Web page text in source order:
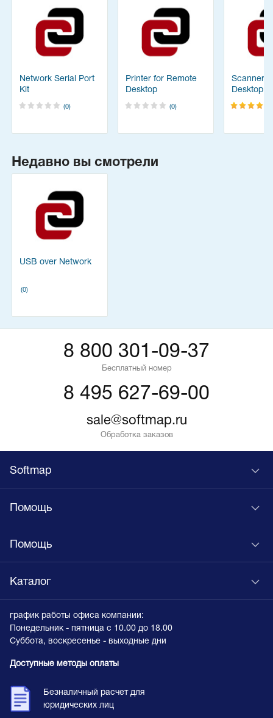
Network Serial Port
Kit
(0)
Printer for Remote
Desktop
(0)
Scanner
Desktop
Недавно вы смотрели
USB over Network
(0)
8 800 301-09-37
Бесплатный номер
8 495 627-69-00
sale@softmap.ru
Обработка заказов
Softmap
Помощь
Помощь
Каталог
график работы офиса компании:
Понедельник - пятница с 10.00 до 18.00
Суббота, воскресенье - выходные дни
Доступные методы оплаты
Безналичный расчет для
юридических лиц